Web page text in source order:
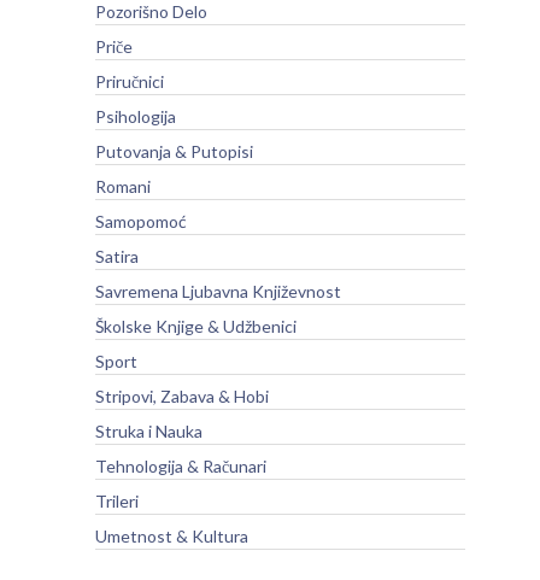
Pozorišno Delo
Priče
Priručnici
Psihologija
Putovanja & Putopisi
Romani
Samopomoć
Satira
Savremena Ljubavna Književnost
Školske Knjige & Udžbenici
Sport
Stripovi, Zabava & Hobi
Struka i Nauka
Tehnologija & Računari
Trileri
Umetnost & Kultura